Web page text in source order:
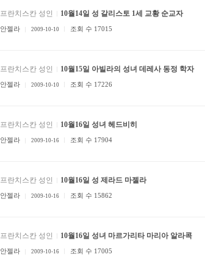
프란치스칸 성인 10월14일 성 갈리스토 1세 교황 순교자
안젤라 2009-10-10 조회 수 17015
프란치스칸 성인 10월15일 아빌라의 성녀 데레사 동정 학자
안젤라 2009-10-10 조회 수 17226
프란치스칸 성인 10월16일 성녀 헤드비히
안젤라 2009-10-16 조회 수 17904
프란치스칸 성인 10월16일 성 제라드 마젤라
안젤라 2009-10-16 조회 수 15862
프란치스칸 성인 10월16일 성녀 마르가리타 마리아 알라콕
안젤라 2009-10-16 조회 수 17005